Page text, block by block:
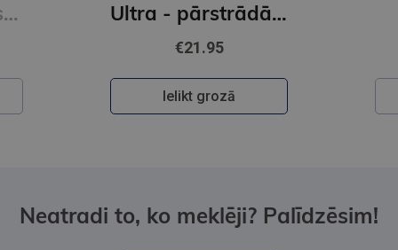
Utopija
€22.95
Ielikt grozā
Neatradi to, ko meklēji? Palīdzēsim!